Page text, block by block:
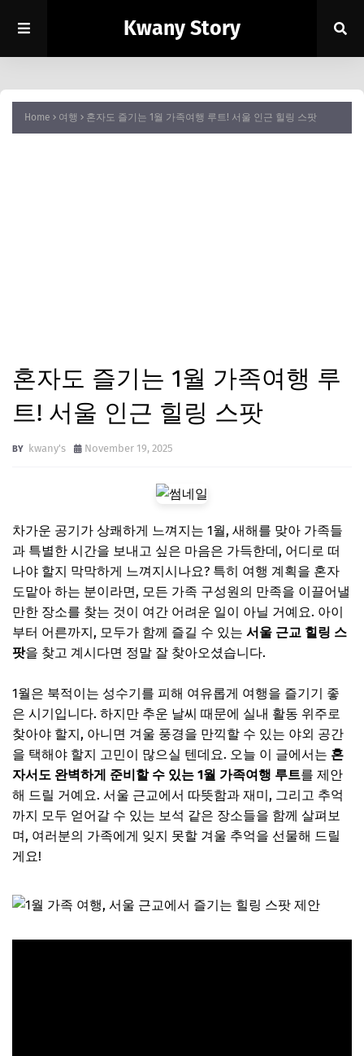
Kwany Story
Home 여행 혼자도 즐기는 1월 가족여행 루트! 서울 인근 힐링 스팟
혼자도 즐기는 1월 가족여행 루
트! 서울 인근 힐링 스팟
kwany's November 19, 2025
차가운 공기가 상쾌하게 느껴지는 1월, 새해를 맞아 가족들
과 특별한 시간을 보내고 싶은 마음은 가득한데, 어디로 떠
나야 할지 막막하게 느껴지시나요? 특히 여행 계획을 혼자
도맡아 하는 분이라면, 모든 가족 구성원의 만족을 이끌어낼
만한 장소를 찾는 것이 여간 어려운 일이 아닐 거예요. 아이
부터 어른까지, 모두가 함께 즐길 수 있는 서울 근교 힐링 스
팟을 찾고 계시다면 정말 잘 찾아오셨습니다.
1월은 북적이는 성수기를 피해 여유롭게 여행을 즐기기 좋
은 시기입니다. 하지만 추운 날씨 때문에 실내 활동 위주로
찾아야 할지, 아니면 겨울 풍경을 만끽할 수 있는 야외 공간
을 택해야 할지 고민이 많으실 텐데요. 오늘 이 글에서는 혼
자서도 완벽하게 준비할 수 있는 1월 가족여행 루트를 제안
해 드릴 거예요. 서울 근교에서 따뜻함과 재미, 그리고 추억
까지 모두 얻어갈 수 있는 보석 같은 장소들을 함께 살펴보
며, 여러분의 가족에게 잊지 못할 겨울 추억을 선물해 드릴
게요!